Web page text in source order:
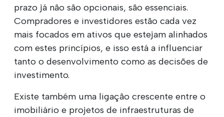
prazo já não são opcionais, são essenciais.
Compradores e investidores estão cada vez
mais focados em ativos que estejam alinhados
com estes princípios, e isso está a influenciar
tanto o desenvolvimento como as decisões de
investimento.
Existe também uma ligação crescente entre o
imobiliário e projetos de infraestruturas de